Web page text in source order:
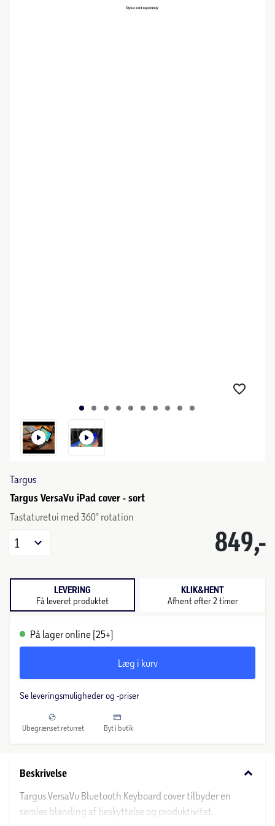
Targus
Targus VersaVu iPad cover - sort
Tastaturetui med 360° rotation
849,-
1
LEVERING
Få leveret produktet
KLIK&HENT
Afhent efter 2 timer
På lager online (25+)
Læg i kurv
Se leveringsmuligheder og -priser
Ubegrænset returret Byt i butik
Beskrivelse keyboard_arrow_down
Targus VersaVu Bluetooth Keyboard cover tilbyder en
sømløs blanding af beskyttelse og produktivitet.